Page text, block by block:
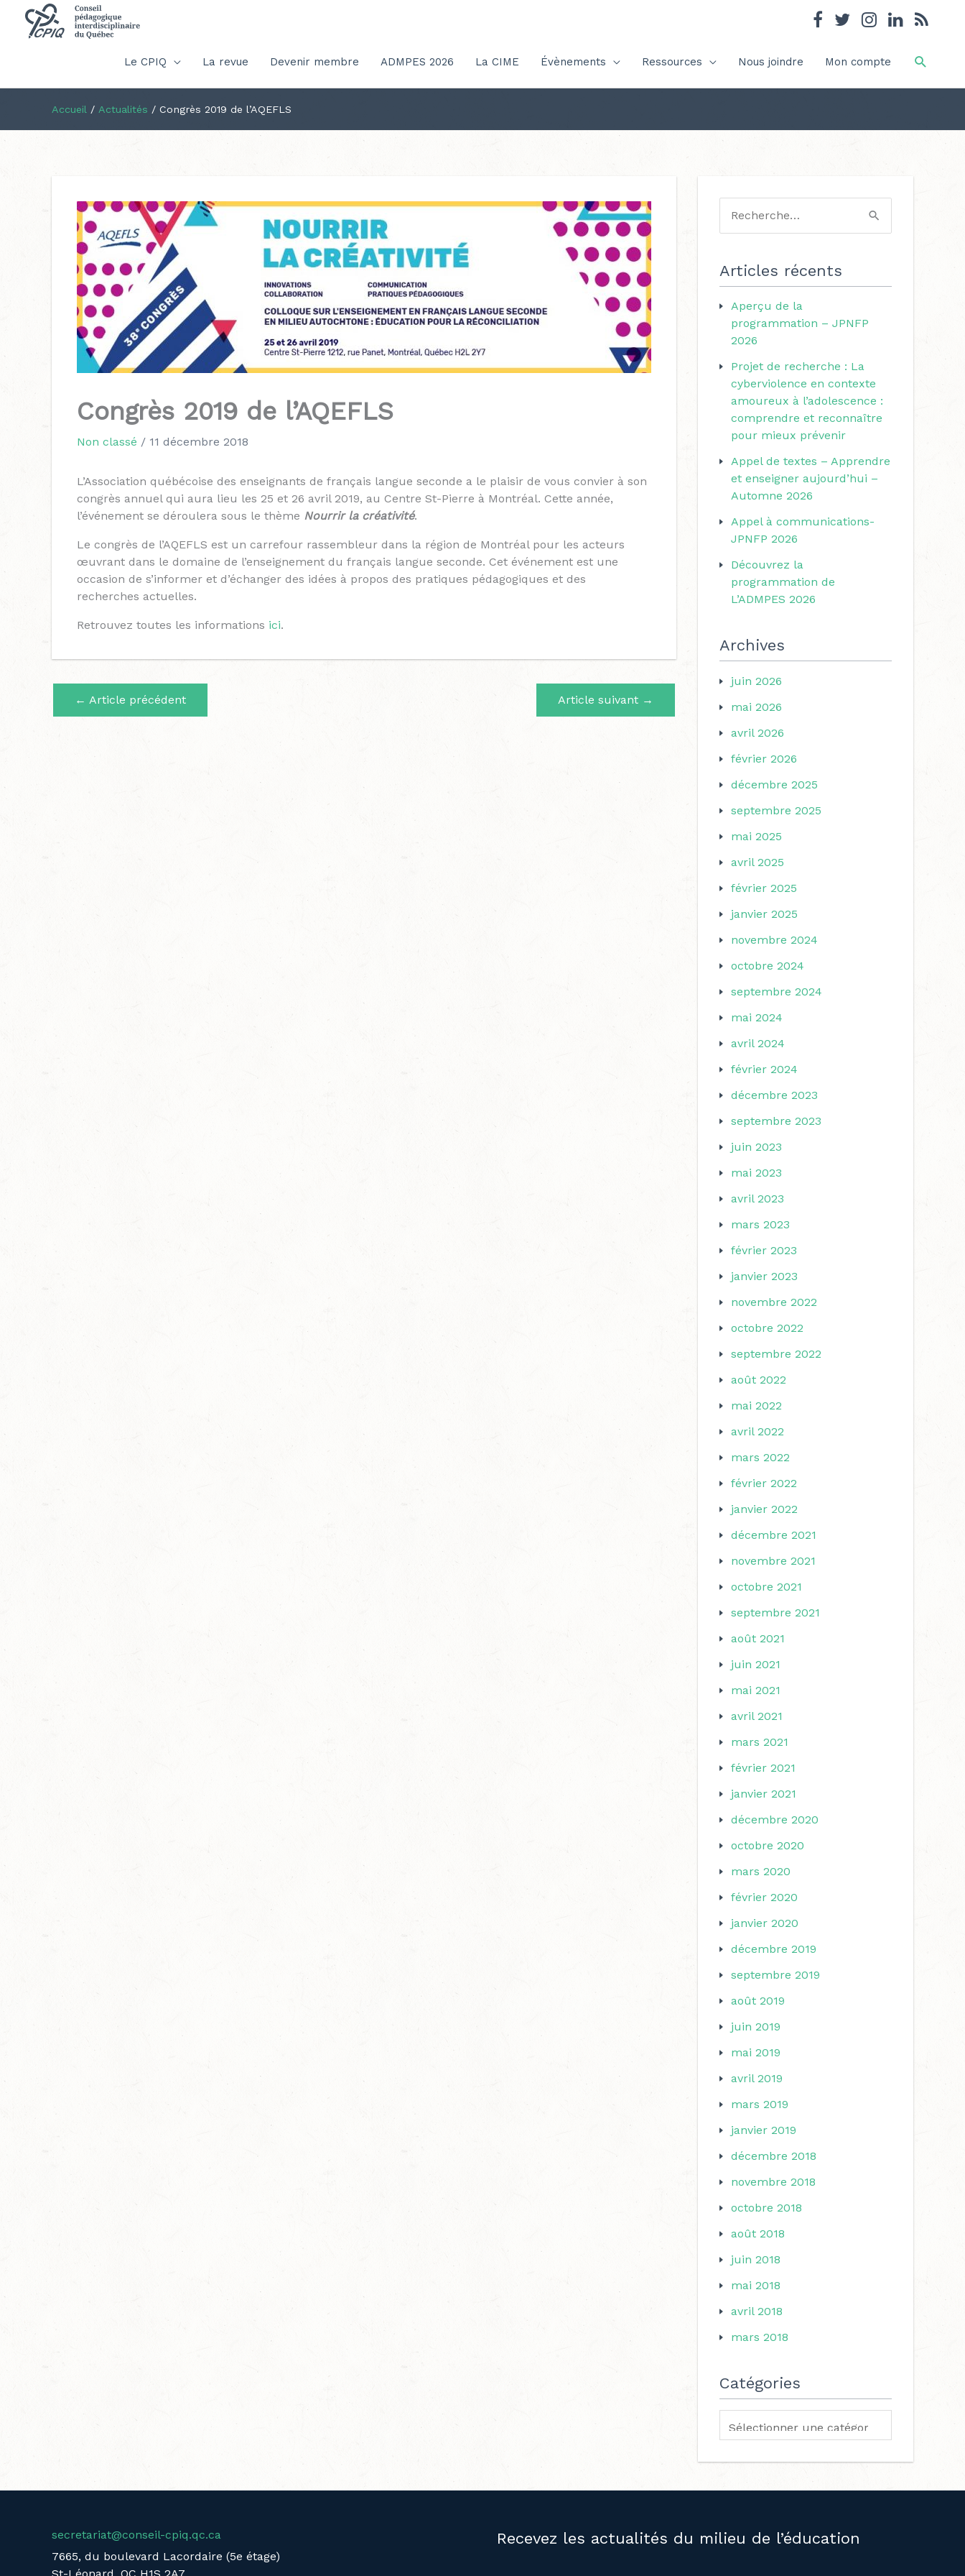
Le CPIQ La revue Devenir membre ADMPES 2026 La CIME Évènements Ressources Nous joindre Mon compte
Accueil / Actualités / Congrès 2019 de l’AQEFLS
Congrès 2019 de l’AQEFLS
Non classé / 11 décembre 2018
L’Association québécoise des enseignants de français langue seconde a le plaisir de vous convier à son
congrès annuel qui aura lieu les 25 et 26 avril 2019, au Centre St-Pierre à Montréal. Cette année,
l’événement se déroulera sous le thème Nourrir la créativité.
Le congrès de l’AQEFLS est un carrefour rassembleur dans la région de Montréal pour les acteurs
œuvrant dans le domaine de l’enseignement du français langue seconde. Cet événement est une
occasion de s’informer et d’échanger des idées à propos des pratiques pédagogiques et des
recherches actuelles.
Retrouvez toutes les informations ici.
← Article précédent Article suivant →
c
h
e
Articles récents
Aperçu de la
programmation – JPNFP
2026
Projet de recherche : La
cyberviolence en contexte
amoureux à l’adolescence :
comprendre et reconnaître
pour mieux prévenir
Appel de textes – Apprendre
et enseigner aujourd’hui –
Automne 2026
Appel à communications-
JPNFP 2026
Découvrez la
programmation de
L’ADMPES 2026
Archives
juin 2026
mai 2026
avril 2026
février 2026
décembre 2025
septembre 2025
mai 2025
avril 2025
février 2025
janvier 2025
novembre 2024
octobre 2024
septembre 2024
mai 2024
avril 2024
février 2024
décembre 2023
septembre 2023
juin 2023
mai 2023
avril 2023
mars 2023
février 2023
janvier 2023
novembre 2022
octobre 2022
septembre 2022
août 2022
mai 2022
avril 2022
mars 2022
février 2022
janvier 2022
décembre 2021
novembre 2021
octobre 2021
septembre 2021
août 2021
juin 2021
mai 2021
avril 2021
mars 2021
février 2021
janvier 2021
décembre 2020
octobre 2020
mars 2020
février 2020
janvier 2020
décembre 2019
septembre 2019
août 2019
juin 2019
mai 2019
avril 2019
mars 2019
janvier 2019
décembre 2018
novembre 2018
octobre 2018
août 2018
juin 2018
mai 2018
avril 2018
mars 2018
Catégories
t
g
o
e
secretariat@conseil-cpiq.qc.ca
7665, du boulevard Lacordaire (5e étage)
Recevez les actualités du milieu de l’éducation